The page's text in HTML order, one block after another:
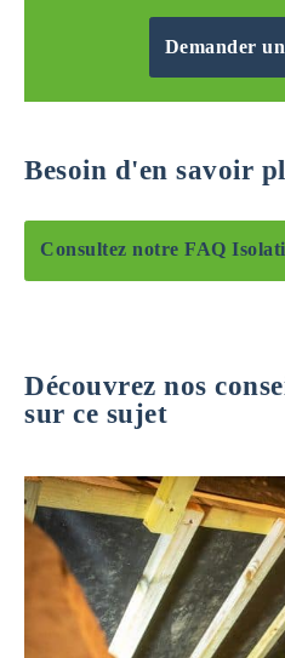
Demander
Besoin d'en savoir
Consultez notre FAQ
Découvrez nos
sur ce sujet